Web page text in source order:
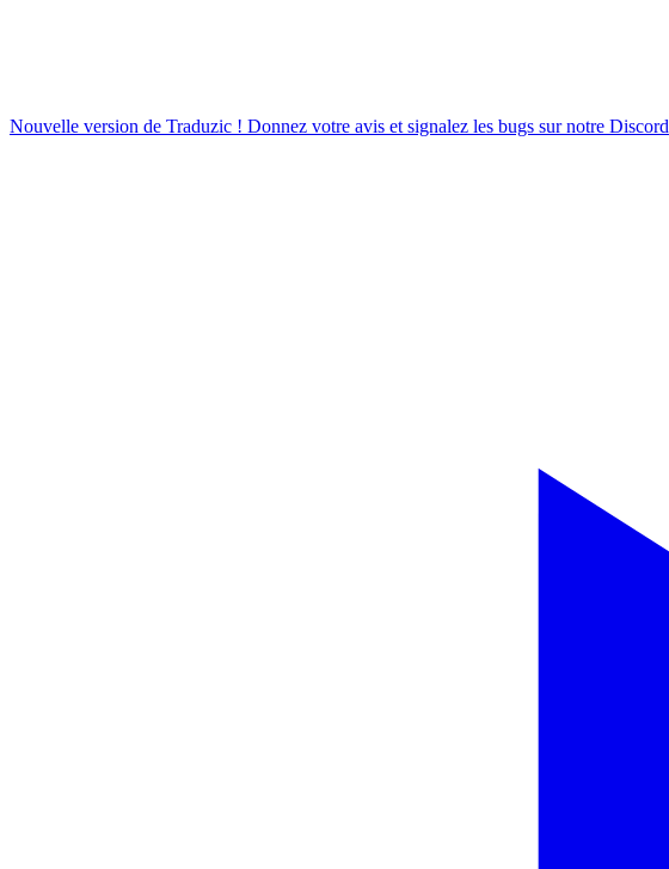
Nouvelle version de Traduzic ! Donnez votre avis et signalez les bugs sur notre Discord